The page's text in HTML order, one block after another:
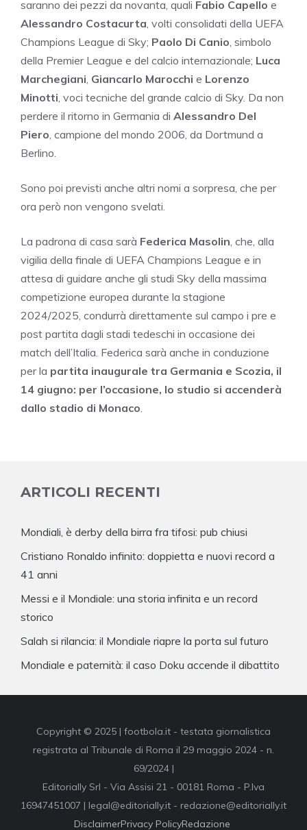
saranno dei pezzi da novanta, quali Fabio Capello e
Alessandro Costacurta , volti consolidati della UEFA
Champions League di Sky; Paolo Di Canio , simbolo
della Premier League e del calcio internazionale; Luca
Marchegiani Giancarlo Marocchi e Lorenzo
Minotti , voci tecniche del grande calcio di Sky. Da non
perdere il ritorno in Germania di Alessandro Del
Piero , campione del mondo 2006, da Dortmund a
Berlino.
Sono poi previsti anche altri nomi a sorpresa, che per
ora però non vengono svelati.
La padrona di casa sarà Federica Masolin , che, alla
vigilia della finale di UEFA Champions League e in
attesa di guidare anche gli studi Sky della massima
competizione europea durante la stagione
2024/2025, condurrà direttamente sul campo i pre e
post partita dagli stadi tedeschi in occasione dei
match dell’Italia. Federica sarà anche in conduzione
per la partita inaugurale tra Germania e Scozia, il
14 giugno: per l’occasione, lo studio si accenderà
dallo stadio di Monaco
ARTICOLI RECENTI
Mondiali, è derby della birra fra tifosi: pub chiusi
Cristiano Ronaldo infinito: doppietta e nuovi record a
41 anni
Messi e il Mondiale: una storia infinita e un record
storico
Salah si rilancia: il Mondiale riapre la porta sul futuro
Mondiale e paternità: il caso Doku accende il dibattito
Copyright © 2025 | footbola.it - testata giornalistica
registrata al Tribunale di Roma il 29 maggio 2024 - n.
69/2024 |
Editorially Srl - Via Assisi 21 - 00181 Roma - P.Iva
16947451007 | legal@editorially.it - redazione@editorially.it
DisclaimerPrivacy PolicyRedazione